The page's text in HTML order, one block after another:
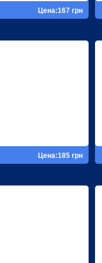
Цена:167 грн
Цена:185 грн